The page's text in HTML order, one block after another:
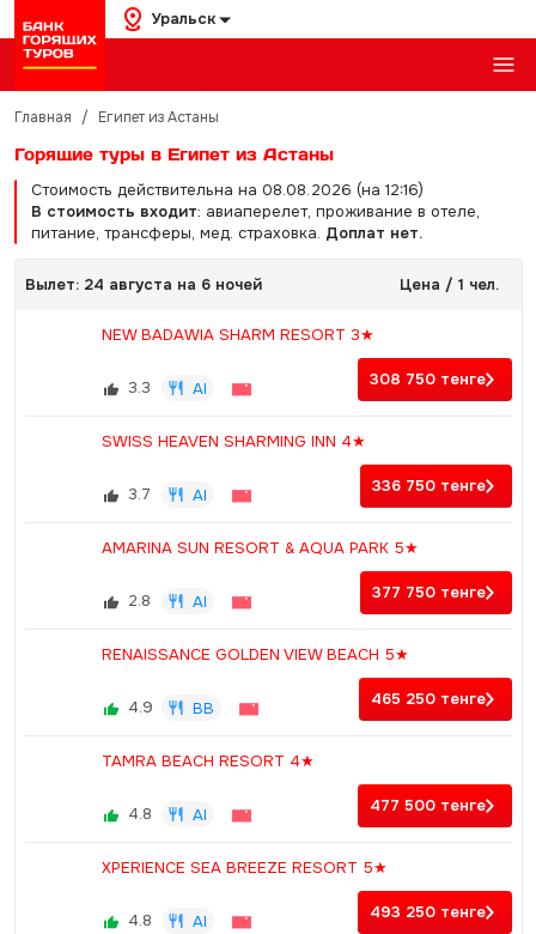
Уральск
Главная / Египет из Астаны
Горящие туры в Египет из Астаны
Стоимость действительна на 08.08.2026 (на 12:16)
В стоимость входит: авиаперелет, проживание в отеле,
питание, трансферы, мед. страховка. Доплат нет.
Вылет: 24 августа на 6 ночей Цена / 1 чел.
NEW BADAWIA SHARM RESORT 3★
3.3 AI 308 750 тенге
SWISS HEAVEN SHARMING INN 4★
3.7 AI 336 750 тенге
AMARINA SUN RESORT & AQUA PARK 5★
2.8 AI 377 750 тенге
RENAISSANCE GOLDEN VIEW BEACH 5★
4.9 BB 465 250 тенге
TAMRA BEACH RESORT 4★
4.8 AI 477 500 тенге
XPERIENCE SEA BREEZE RESORT 5★
4.8 AI 493 250 тенге